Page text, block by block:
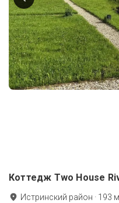
Коттедж Two House
Истринский район · 193